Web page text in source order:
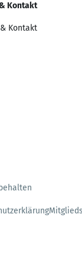
Kontakt
Kontakt